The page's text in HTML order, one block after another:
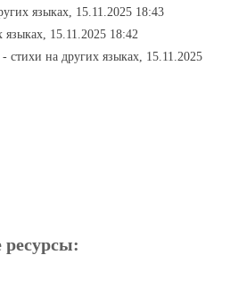
языках, 15.11.2025 18:43
языках, 15.11.2025 18:42
- стихи на других языках, 15.11.2025